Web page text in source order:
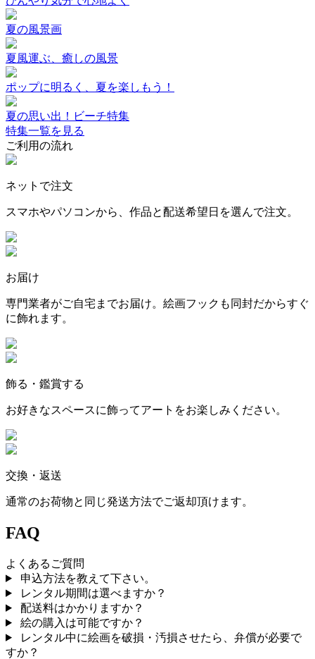
夏の風景画
夏風運ぶ、癒しの風景
ポップに明るく、夏を楽しもう！
夏の思い出！ビーチ特集
特集一覧を見る
ご利用の流れ
ネットで注文
スマホやパソコンから、作品と配送希望日を選んで注文。
お届け
専門業者がご自宅までお届け。絵画フックも同封だからすぐ
に飾れます。
飾る・鑑賞する
お好きなスペースに飾ってアートをお楽しみください。
交換・返送
通常のお荷物と同じ発送方法でご返却頂けます。
FAQ
よくあるご質問
申込方法を教えて下さい。
レンタル期間は選べますか？
配送料はかかりますか？
絵の購入は可能ですか？
レンタル中に絵画を破損・汚損させたら、弁償が必要で
すか？